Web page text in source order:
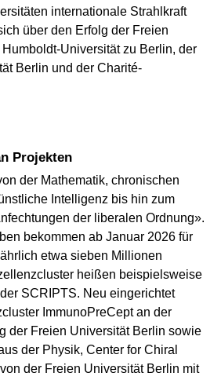
internationale Strahlkraft
über den Erfolg der Freien
Universität zu Berlin, der
Berlin und der Charité-
Projekten
der Mathematik, chronischen
Intelligenz bis hin zum
der liberalen Ordnung».
bekommen ab Januar 2026 für
etwa sieben Millionen
heißen beispielsweise
SCRIPTS. Neu eingerichtet
ImmunoPreCept an der
der Freien Universität Berlin sowie
der Physik, Center for Chiral
der Freien Universität Berlin mit